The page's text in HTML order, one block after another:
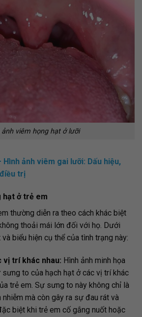
ảnh viêm họng hạt ở lưỡi
Hình ảnh viêm gai lưỡi: Dấu hiệu,
trị
hạt ở trẻ em
thường diễn ra theo cách khác biệt
thoải mái lớn đối với họ. Dưới
biểu hiện cụ thể của tình trạng này:
vị trí khác nhau: Hình ảnh minh họa
to của hạch hạt ở các vị trí khác
trẻ em. Sự sưng to này không chỉ là
mà còn gây ra sự đau rát và
biệt khi trẻ em cố gắng nuốt hoặc